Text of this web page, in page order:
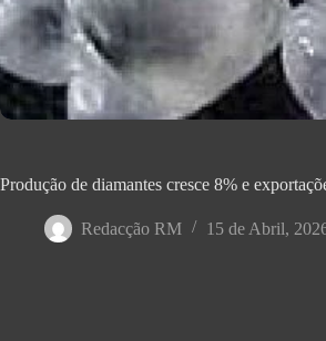
Produção de diamantes cresce 8% e
Redacção RM 15 de Abril,